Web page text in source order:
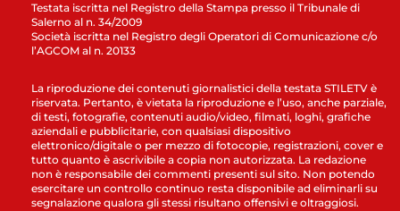
Testata iscritta nel Registro della Stampa presso il Tribunale di
Salerno al n. 34/2009
Società iscritta nel Registro degli Operatori di Comunicazione c/o
l’AGCOM al n. 20133
La riproduzione dei contenuti giornalistici della testata STILETV è
riservata. Pertanto, è vietata la riproduzione e l’uso, anche parziale,
di testi, fotografie, contenuti audio/video, filmati, loghi, grafiche
aziendali e pubblicitarie, con qualsiasi dispositivo
elettronico/digitale o per mezzo di fotocopie, registrazioni, cover e
tutto quanto è ascrivibile a copia non autorizzata. La redazione
non è responsabile dei commenti presenti sul sito. Non potendo
esercitare un controllo continuo resta disponibile ad eliminarli su
segnalazione qualora gli stessi risultano offensivi e oltraggiosi.